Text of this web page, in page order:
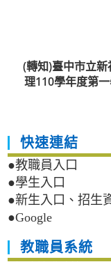
(轉知)臺中市立
理110學年度第
快速連結
●教職員入口
●學生入口
●新生入口、招生
●Google
教職員系統